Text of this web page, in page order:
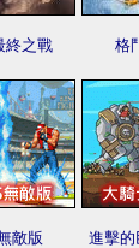
終之戰 格
敵版 進擊的